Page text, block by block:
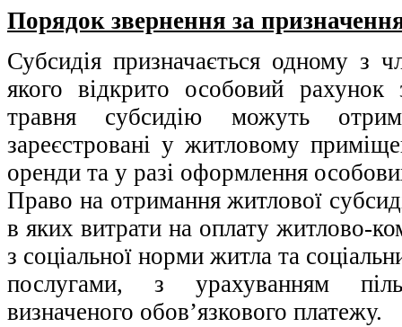
Порядок звернення за
Субсидія призначається одному з
якого відкрито особовий
травня субсидію можуть
зареєстровані у житловому
оренди та у разі оформлення
Право на отримання житлової
в яких витрати на оплату житлово-
з соціальної норми житла та
послугами, з урахуванням
визначеного обов’язкового платежу.